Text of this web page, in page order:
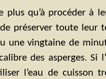
plus qu’à procéder à
préserver toute leur
une vingtaine de
des asperges. Si
l’eau de cuisson